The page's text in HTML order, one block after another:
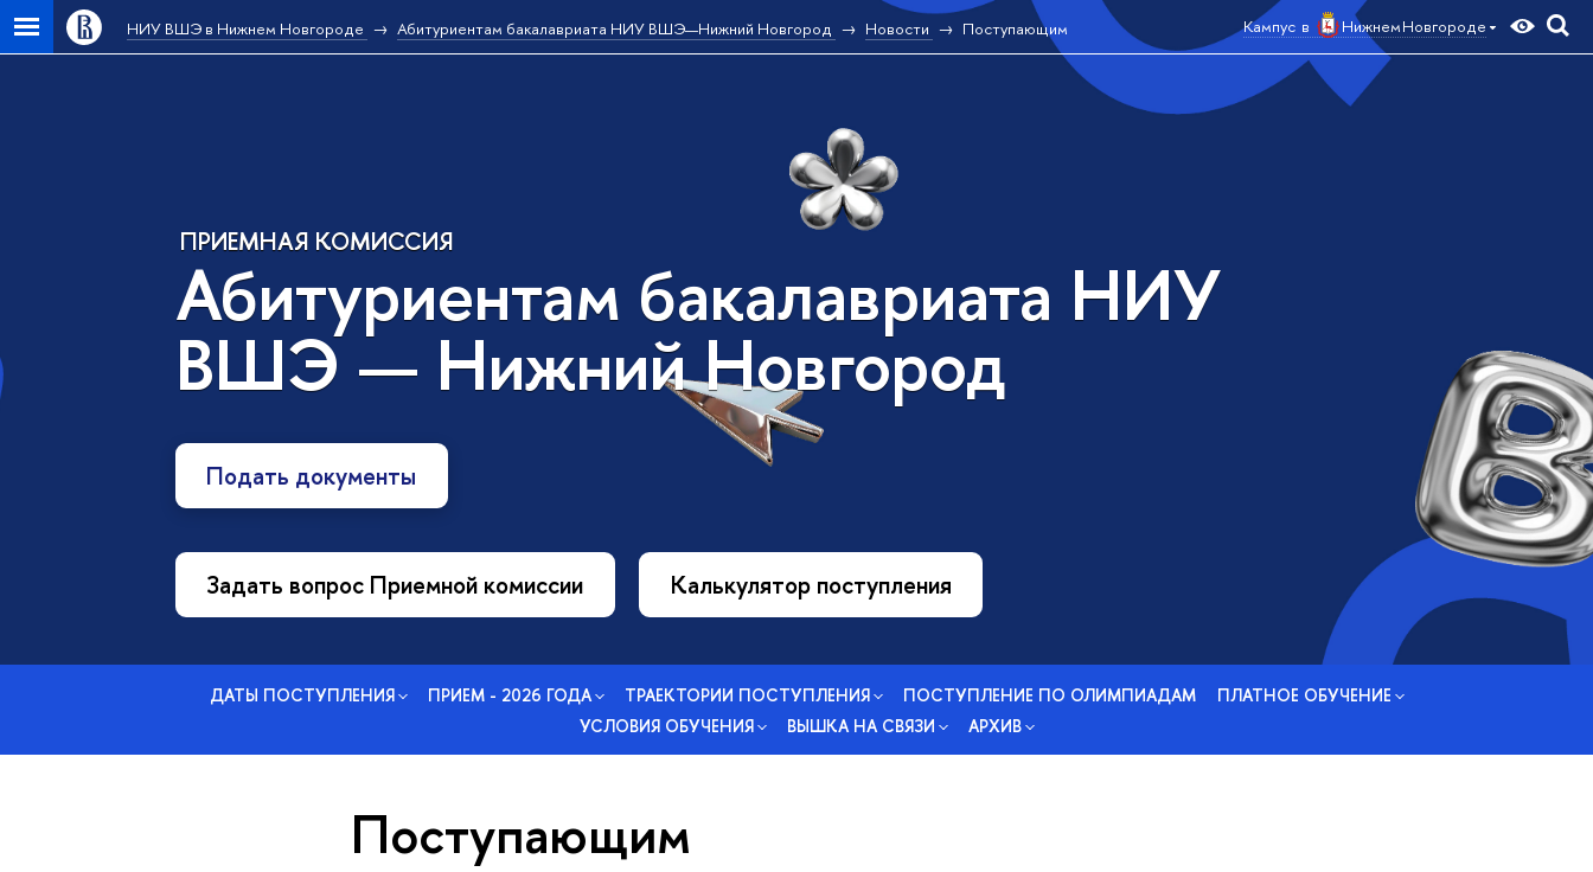
Кампус в Нижнем Новгороде
НИУ ВШЭ в Нижнем Новгороде Абитуриентам бакалавриата НИУ ВШЭ—Нижний Новгород Новости Поступающим
ПРИЕМНАЯ КОМИССИЯ
Абитуриентам бакалавриата НИУ
ВШЭ — Нижний Новгород
Подать документы
Задать вопрос Приемной комиссии Калькулятор поступления
ДАТЫ ПОСТУПЛЕНИЯ ПРИЕМ - 2026 ГОДА ТРАЕКТОРИИ ПОСТУПЛЕНИЯ ПОСТУПЛЕНИЕ ПО ОЛИМПИАДАМ
ПЛАТНОЕ ОБУЧЕНИЕ
УСЛОВИЯ ОБУЧЕНИЯ
ВЫШКА НА СВЯЗИ АРХИВ
Поступающим